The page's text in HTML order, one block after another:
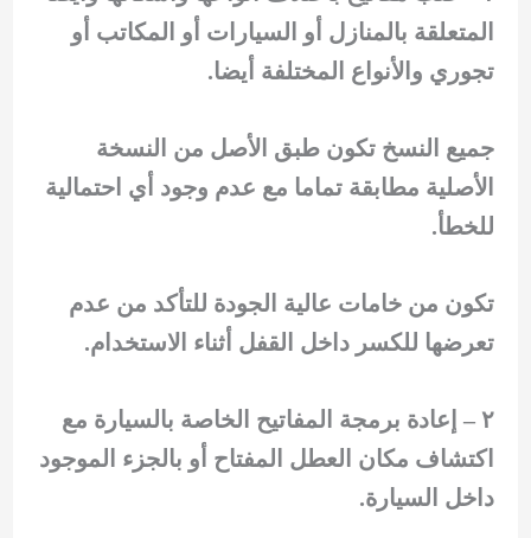
المتعلقة بالمنازل أو السيارات أو المكاتب أو
تجوري والأنواع المختلفة أيضا.
جميع النسخ تكون طبق الأصل من النسخة
الأصلية مطابقة تماما مع عدم وجود أي احتمالية
للخطأ.
تكون من خامات عالية الجودة للتأكد من عدم
تعرضها للكسر داخل القفل أثناء الاستخدام.
٢ – إعادة برمجة المفاتيح الخاصة بالسيارة مع
اكتشاف مكان العطل المفتاح أو بالجزء الموجود
داخل السيارة.